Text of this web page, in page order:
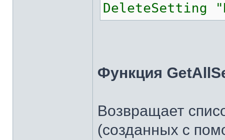
DeleteSetting
Функция
Возвращает
(созданных с